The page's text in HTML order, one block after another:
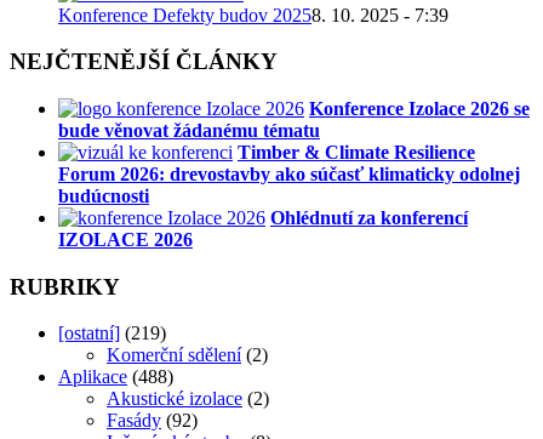
Konference Defekty budov 20258. 10. 2025 - 7:39
NEJČTENĚJŠÍ ČLÁNKY
Konference Izolace 2026 se
bude věnovat žádanému tématu
Timber & Climate Resilience
Forum 2026: drevostavby ako súčasť klimaticky odolnej
budúcnosti
Ohlédnutí za konferencí
IZOLACE 2026
RUBRIKY
[ostatní] (219)
Komerční sdělení (2)
Aplikace (488)
Akustické izolace (2)
Fasády (92)